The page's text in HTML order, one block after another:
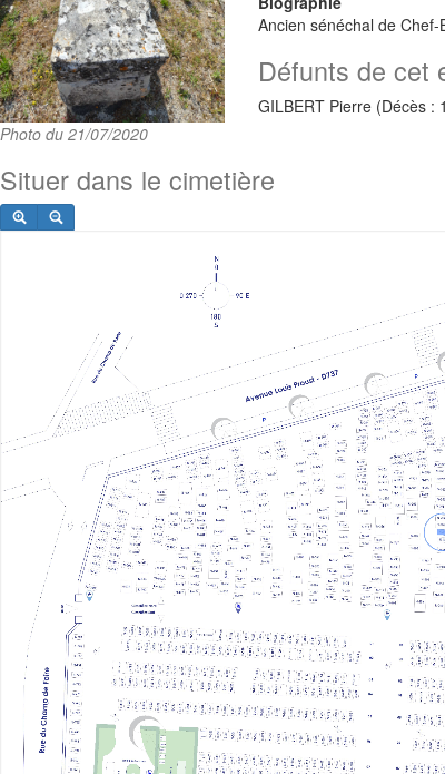
Photo du 21/07/2020
Ancien sénéchal de Chef-
Défunts de cet
GILBERT Pierre (Décès :
Situer dans le cimetière